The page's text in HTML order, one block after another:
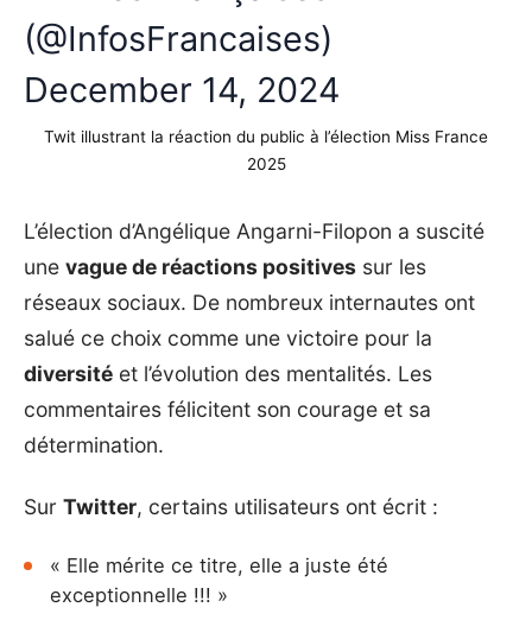
(@InfosFrancaises)
December 14, 2024
Twit illustrant la réaction du public à l’élection Miss France
2025
L’élection d’Angélique Angarni-Filopon a suscité
une vague de réactions positives sur les
réseaux sociaux. De nombreux internautes ont
salué ce choix comme une victoire pour la
diversité et l’évolution des mentalités. Les
commentaires félicitent son courage et sa
détermination.
Sur Twitter, certains utilisateurs ont écrit :
« Elle mérite ce titre, elle a juste été
exceptionnelle !!! »